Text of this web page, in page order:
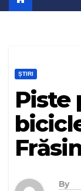
ȘTIRI
Piste
By